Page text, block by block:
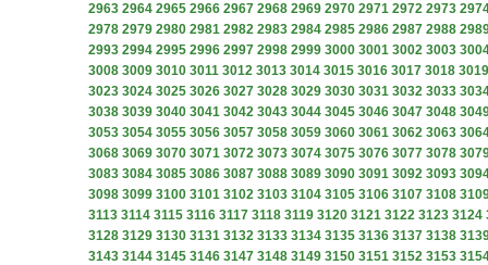
2963 2964 2965 2966 2967 2968 2969 2970 2971 2972 2973
2978 2979 2980 2981 2982 2983 2984 2985 2986 2987 2988
2993 2994 2995 2996 2997 2998 2999 3000 3001 3002 3003
3008 3009 3010 3011 3012 3013 3014 3015 3016 3017 3018 3019
3023 3024 3025 3026 3027 3028 3029 3030 3031 3032 3033
3038 3039 3040 3041 3042 3043 3044 3045 3046 3047 3048
3053 3054 3055 3056 3057 3058 3059 3060 3061 3062 3063
3068 3069 3070 3071 3072 3073 3074 3075 3076 3077 3078
3083 3084 3085 3086 3087 3088 3089 3090 3091 3092 3093
3098 3099 3100 3101 3102 3103 3104 3105 3106 3107 3108
3113 3114 3115 3116 3117 3118 3119 3120 3121 3122 3123 3124
3128 3129 3130 3131 3132 3133 3134 3135 3136 3137 3138
3143 3144 3145 3146 3147 3148 3149 3150 3151 3152 3153